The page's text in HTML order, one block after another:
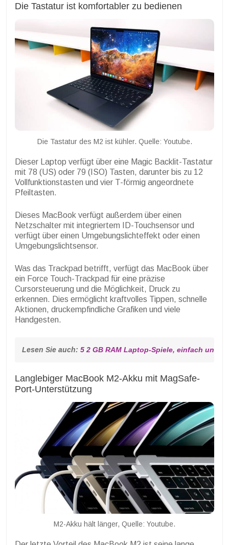
Die Tastatur ist komfortabler zu bedienen
Die Tastatur des M2 ist kühler. Quelle: Youtube.
Dieser Laptop verfügt über eine Magic Backlit-Tastatur
mit 78 (US) oder 79 (ISO) Tasten, darunter bis zu 12
Vollfunktionstasten und vier T-förmig angeordnete
Pfeiltasten.
Dieses MacBook verfügt außerdem über einen
Netzschalter mit integriertem ID-Touchsensor und
verfügt über einen Umgebungslichteffekt oder einen
Umgebungslichtsensor.
Was das Trackpad betrifft, verfügt das MacBook über
ein Force Touch-Trackpad für eine präzise
Cursorsteuerung und die Möglichkeit, Druck zu
erkennen. Dies ermöglicht kraftvolles Tippen, schnelle
Aktionen, druckempfindliche Grafiken und viele
Handgesten.
Lesen Sie auch: 5 2 GB RAM Laptop-Spiele, einfach und
Langlebiger MacBook M2-Akku mit MagSafe-
Port-Unterstützung
M2-Akku hält länger, Quelle: Youtube.